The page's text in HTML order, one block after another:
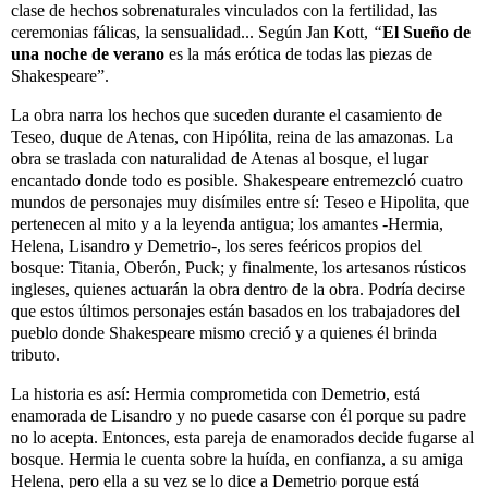
clase de hechos sobrenaturales vinculados con la fertilidad, las
ceremonias fálicas, la sensualidad... Según Jan Kott, “El Sueño de
una noche de verano es la más erótica de todas las piezas de
Shakespeare”.
La obra narra los hechos que suceden durante el casamiento de
Teseo, duque de Atenas, con Hipólita, reina de las amazonas. La
obra se traslada con naturalidad de Atenas al bosque, el lugar
encantado donde todo es posible. Shakespeare entremezcló cuatro
mundos de personajes muy disímiles entre sí: Teseo e Hipolita, que
pertenecen al mito y a la leyenda antigua; los amantes -Hermia,
Helena, Lisandro y Demetrio-, los seres feéricos propios del
bosque: Titania, Oberón, Puck; y finalmente, los artesanos rústicos
ingleses, quienes actuarán la obra dentro de la obra. Podría decirse
que estos últimos personajes están basados en los trabajadores del
pueblo donde Shakespeare mismo creció y a quienes él brinda
tributo.
La historia es así: Hermia comprometida con Demetrio, está
enamorada de Lisandro y no puede casarse con él porque su padre
no lo acepta. Entonces, esta pareja de enamorados decide fugarse al
bosque. Hermia le cuenta sobre la huída, en confianza, a su amiga
Helena, pero ella a su vez se lo dice a Demetrio porque está